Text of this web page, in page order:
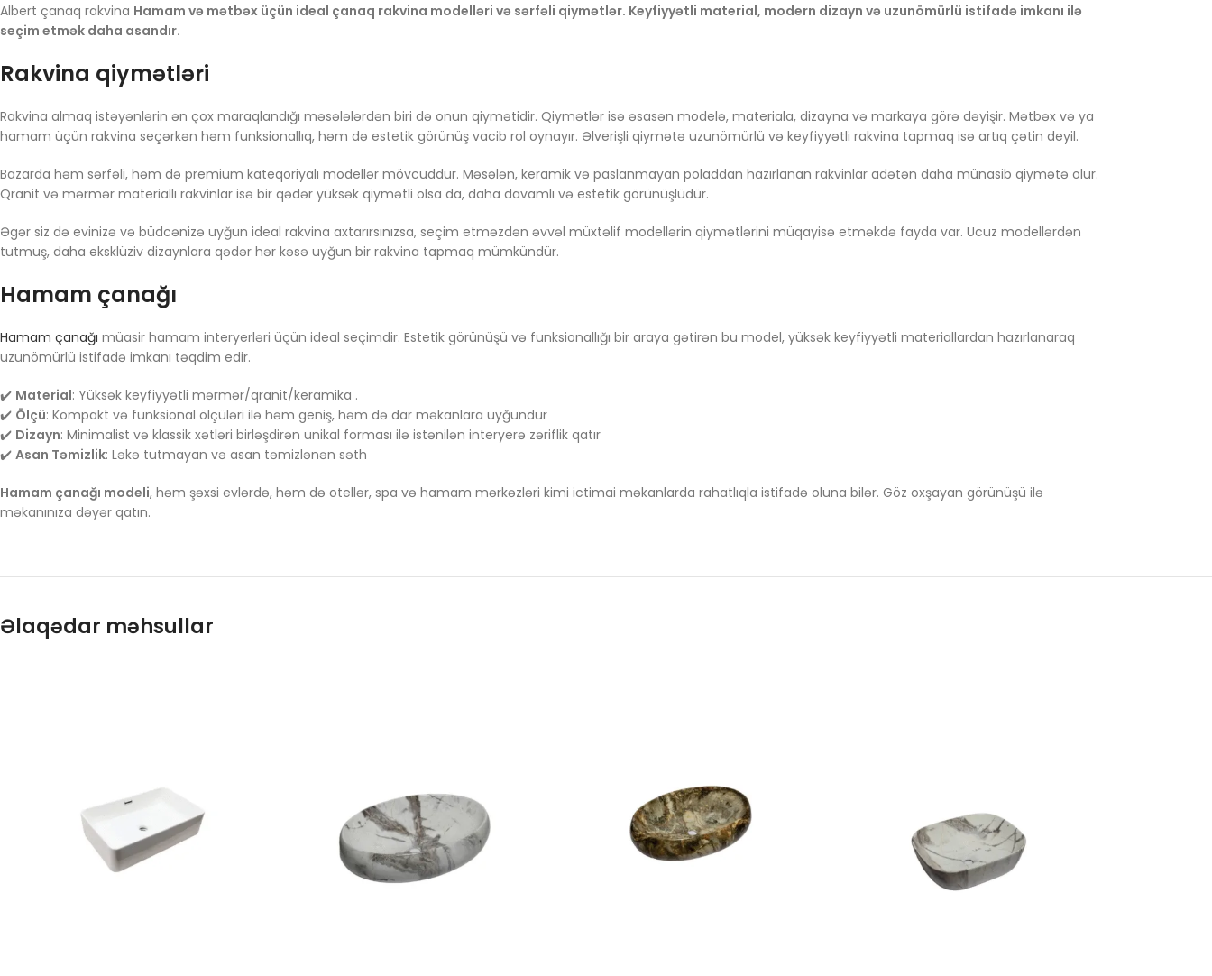
Albert çanaq rakvina Hamam və mətbəx üçün ideal çanaq rakvina modelləri və sərfəli qiymətlər. Keyfiyyətli material, modern dizayn və uzunömürlü istifadə imkanı ilə
seçim etmək daha asandır.
Rakvina qiymətləri
Rakvina almaq istəyənlərin ən çox maraqlandığı məsələlərdən biri də onun qiymətidir. Qiymətlər isə əsasən modelə, materiala, dizayna və markaya görə dəyişir. Mətbəx və ya
hamam üçün rakvina seçərkən həm funksionallıq, həm də estetik görünüş vacib rol oynayır. Əlverişli qiymətə uzunömürlü və keyfiyyətli rakvina tapmaq isə artıq çətin deyil.
Bazarda həm sərfəli, həm də premium kateqoriyalı modellər mövcuddur. Məsələn, keramik və paslanmayan poladdan hazırlanan rakvinlar adətən daha münasib qiymətə olur.
Qranit və mərmər materiallı rakvinlar isə bir qədər yüksək qiymətli olsa da, daha davamlı və estetik görünüşlüdür.
Əgər siz də evinizə və büdcənizə uyğun ideal rakvina axtarırsınızsa, seçim etməzdən əvvəl müxtəlif modellərin qiymətlərini müqayisə etməkdə fayda var. Ucuz modellərdən
tutmuş, daha eksklüziv dizaynlara qədər hər kəsə uyğun bir rakvina tapmaq mümkündür.
Hamam çanağı
Hamam çanağı müasir hamam interyerləri üçün ideal seçimdir. Estetik görünüşü və funksionallığı bir araya gətirən bu model, yüksək keyfiyyətli materiallardan hazırlanaraq
uzunömürlü istifadə imkanı təqdim edir.
✔️ Material: Yüksək keyfiyyətli mərmər/qranit/keramika .
✔️ Ölçü: Kompakt və funksional ölçüləri ilə həm geniş, həm də dar məkanlara uyğundur
✔️ Dizayn: Minimalist və klassik xətləri birləşdirən unikal forması ilə istənilən interyerə zəriflik qatır
✔️ Asan Təmizlik: Ləkə tutmayan və asan təmizlənən səth
Hamam çanağı modeli, həm şəxsi evlərdə, həm də otellər, spa və hamam mərkəzləri kimi ictimai məkanlarda rahatlıqla istifadə oluna bilər. Göz oxşayan görünüşü ilə
məkanınıza dəyər qatın.
Əlaqədar məhsullar